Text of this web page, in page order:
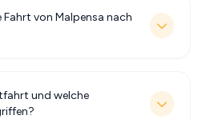
von Malpensa nach
und welche